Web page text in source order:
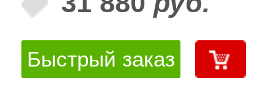
Быстрый заказ